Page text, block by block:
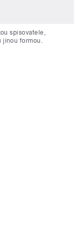
spisovatele,
jinou formou.